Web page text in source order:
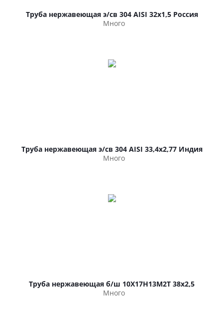
Труба нержавеющая э/св 304 AISI 32х1,5 Россия
Много
Труба нержавеющая э/св 304 AISI 33,4х2,77 Индия
Много
Труба нержавеющая б/ш 10Х17Н13М2Т 38х2,5
Много